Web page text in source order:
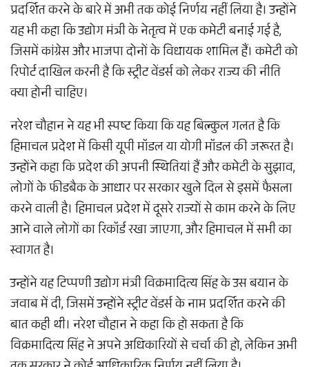
प्रदर्शित करने के बारे में अभी तक कोई निर्णय नहीं लिया है। उन्होंने
यह भी कहा कि उद्योग मंत्री के नेतृत्व में एक कमेटी बनाई गई है,
जिसमें कांग्रेस और भाजपा दोनों के विधायक शामिल हैं। कमेटी को
रिपोर्ट दाखिल करनी है कि स्ट्रीट वेंडर्स को लेकर राज्य की नीति
क्या होनी चाहिए।
नरेश चौहान ने यह भी स्पष्ट किया कि यह बिल्कुल गलत है कि
हिमाचल प्रदेश में किसी यूपी मॉडल या योगी मॉडल की जरूरत है।
उन्होंने कहा कि प्रदेश की अपनी स्थितियां हैं और कमेटी के सुझाव,
लोगों के फीडबैक के आधार पर सरकार खुले दिल से इसमें फैसला
करने वाली है। हिमाचल प्रदेश में दूसरे राज्यों से काम करने के लिए
आने वाले लोगों का रिकॉर्ड रखा जाएगा, और हिमाचल में सभी का
स्वागत है।
उन्होंने यह टिप्पणी उद्योग मंत्री विक्रमादित्य सिंह के उस बयान के
जवाब में दी, जिसमें उन्होंने स्ट्रीट वेंडर्स के नाम प्रदर्शित करने की
बात कही थी। नरेश चौहान ने कहा कि हो सकता है कि
विक्रमादित्य सिंह ने अपने अधिकारियों से चर्चा की हो, लेकिन अभी